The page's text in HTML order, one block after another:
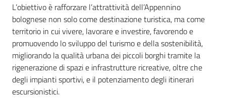
L’obiettivo è rafforzare l’attrattività dell’Appennino
bolognese non solo come destinazione turistica, ma come
territorio in cui vivere, lavorare e investire, favorendo e
promuovendo lo sviluppo del turismo e della sostenibilità,
migliorando la qualità urbana dei piccoli borghi tramite la
rigenerazione di spazi e infrastrutture ricreative, oltre che
degli impianti sportivi, e il potenziamento degli itinerari
escursionistici.